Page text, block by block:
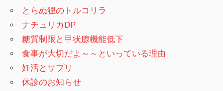
とらぬ狸のトルコリラ
ナチュリカDP
糖質制限と甲状腺機能低下
食事が大切だよ～～といっている理由
妊活とサプリ
休診のお知らせ